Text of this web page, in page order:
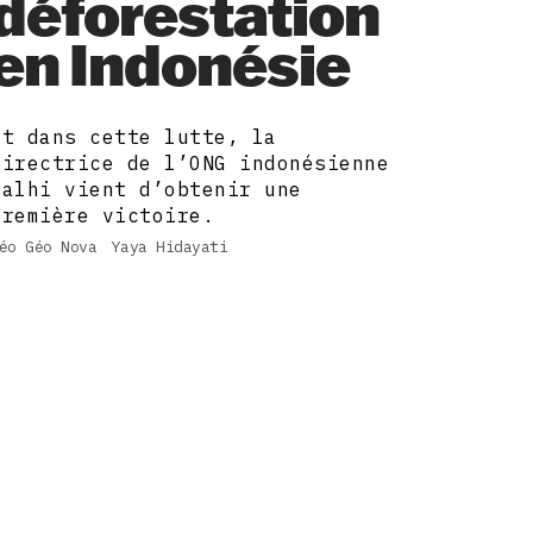
Indonésie
dans cette lutte, la
de l’ONG indonésienne
vient d’obtenir une
victoire.
Géo Nova Yaya Hidayati